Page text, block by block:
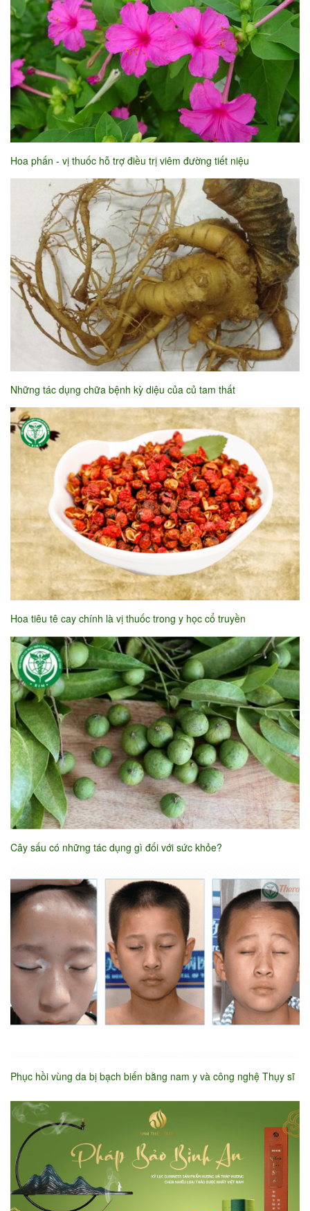
Hoa phấn - vị thuốc hỗ trợ điều trị viêm đường tiết niệu
Những tác dụng chữa bệnh kỳ diệu của củ tam thất
Hoa tiêu tê cay chính là vị thuốc trong y học cổ truyền
Cây sấu có những tác dụng gì đối với sức khỏe?
Phục hồi vùng da bị bạch biến bằng nam y và công nghệ Thụy sĩ